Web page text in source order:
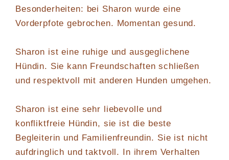
Besonderheiten: bei Sharon wurde eine
Vorderpfote gebrochen. Momentan gesund.
Sharon ist eine ruhige und ausgeglichene
Hündin. Sie kann Freundschaften schließen
und respektvoll mit anderen Hunden umgehen.
Sharon ist eine sehr liebevolle und
konfliktfreie Hündin, sie ist die beste
Begleiterin und Familienfreundin. Sie ist nicht
aufdringlich und taktvoll. In ihrem Verhalten